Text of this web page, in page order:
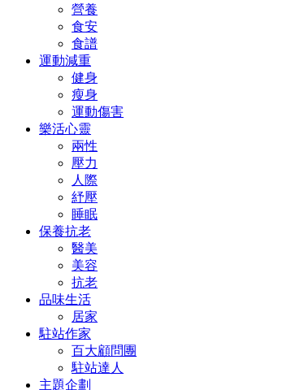
營養
食安
食譜
運動減重
健身
瘦身
運動傷害
樂活心靈
兩性
壓力
人際
紓壓
睡眠
保養抗老
醫美
美容
抗老
品味生活
居家
駐站作家
百大顧問團
駐站達人
主題企劃